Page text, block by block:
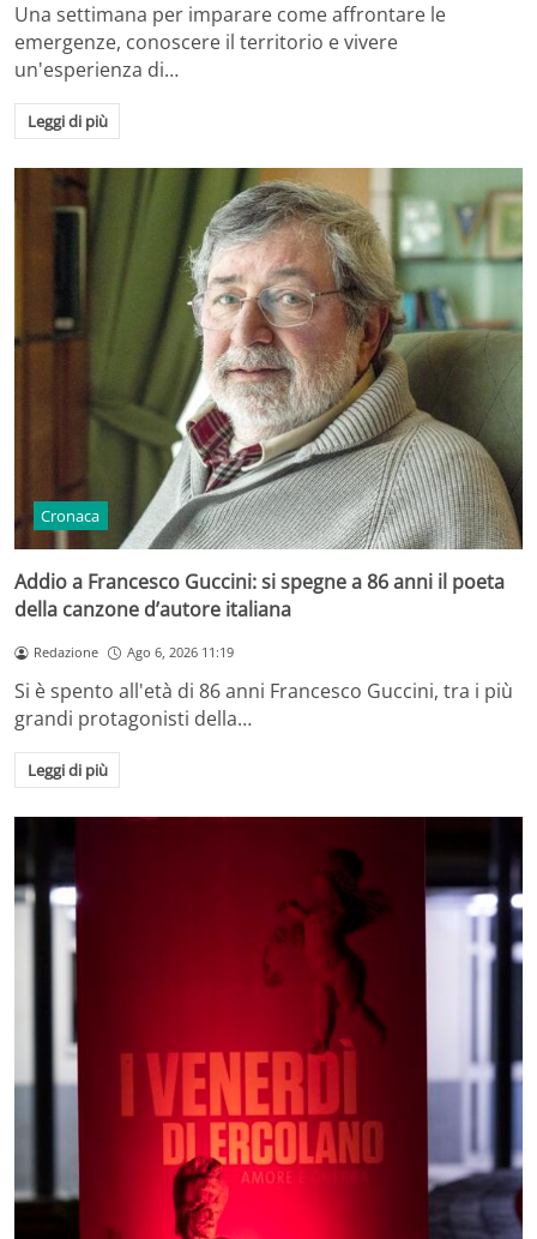
Una settimana per imparare come affrontare le
emergenze, conoscere il territorio e vivere
un'esperienza di…
Leggi di più
Cronaca
Addio a Francesco Guccini: si spegne a 86 anni il poeta
della canzone d’autore italiana
Redazione Ago 6, 2026 11:19
Si è spento all'età di 86 anni Francesco Guccini, tra i più
grandi protagonisti della…
Leggi di più